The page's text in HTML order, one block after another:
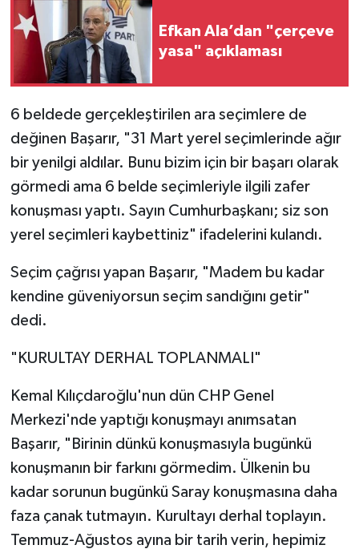
Efkan Ala’dan "çerçeve
yasa" açıklaması
6 beldede gerçekleştirilen ara seçimlere de
değinen Başarır, "31 Mart yerel seçimlerinde ağır
bir yenilgi aldılar. Bunu bizim için bir başarı olarak
görmedi ama 6 belde seçimleriyle ilgili zafer
konuşması yaptı. Sayın Cumhurbaşkanı; siz son
yerel seçimleri kaybettiniz" ifadelerini kulandı.
Seçim çağrısı yapan Başarır, "Madem bu kadar
kendine güveniyorsun seçim sandığını getir"
dedi.
"KURULTAY DERHAL TOPLANMALI"
Kemal Kılıçdaroğlu'nun dün CHP Genel
Merkezi'nde yaptığı konuşmayı anımsatan
Başarır, "Birinin dünkü konuşmasıyla bugünkü
konuşmanın bir farkını görmedim. Ülkenin bu
kadar sorunun bugünkü Saray konuşmasına daha
faza çanak tutmayın. Kurultayı derhal toplayın.
Temmuz-Ağustos ayına bir tarih verin, hepimiz